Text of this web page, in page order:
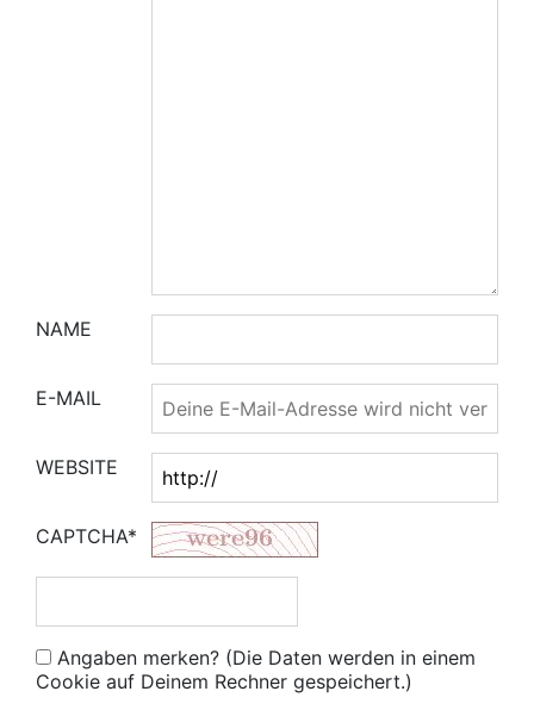
NAME
E-MAIL
WEBSITE
CAPTCHA*
Angaben merken? (Die Daten werden in einem
Cookie auf Deinem Rechner gespeichert.)